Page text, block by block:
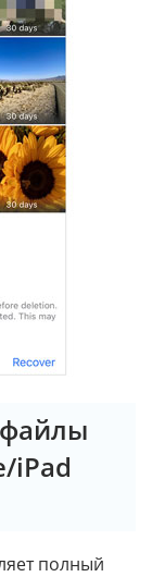
файлы
iPad
полный